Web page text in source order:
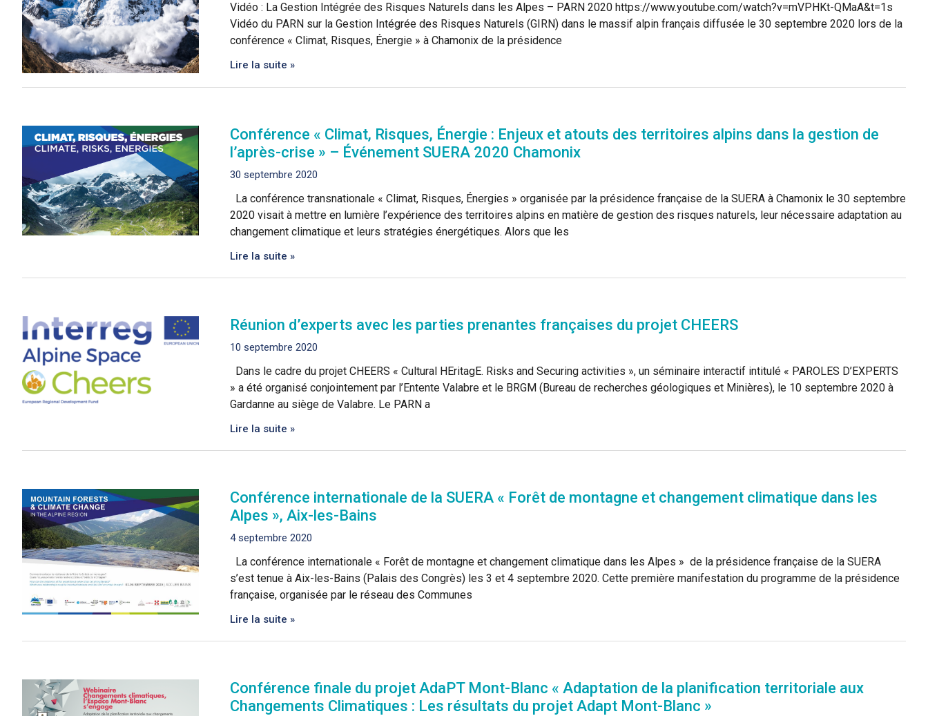
Vidéo : La Gestion Intégrée des Risques Naturels dans les Alpes – PARN 2020 https://www.youtube.com/watch?v=mVPHKt-QMaA&t=1s
Vidéo du PARN sur la Gestion Intégrée des Risques Naturels (GIRN) dans le massif alpin français diffusée le 30 septembre 2020 lors de la
conférence « Climat, Risques, Énergie » à Chamonix de la présidence
Lire la suite »
Conférence « Climat, Risques, Énergie : Enjeux et atouts des territoires alpins dans la gestion de
l’après-crise » – Événement SUERA 2020 Chamonix
30 septembre 2020
La conférence transnationale « Climat, Risques, Énergies » organisée par la présidence française de la SUERA à Chamonix le 30 septembre
2020 visait à mettre en lumière l’expérience des territoires alpins en matière de gestion des risques naturels, leur nécessaire adaptation au
changement climatique et leurs stratégies énergétiques. Alors que les
Lire la suite »
Réunion d’experts avec les parties prenantes françaises du projet CHEERS
10 septembre 2020
Dans le cadre du projet CHEERS « Cultural HEritagE. Risks and Securing activities », un séminaire interactif intitulé « PAROLES D’EXPERTS
» a été organisé conjointement par l’Entente Valabre et le BRGM (Bureau de recherches géologiques et Minières), le 10 septembre 2020 à
Gardanne au siège de Valabre. Le PARN a
Lire la suite »
Conférence internationale de la SUERA « Forêt de montagne et changement climatique dans les
Alpes », Aix-les-Bains
4 septembre 2020
La conférence internationale « Forêt de montagne et changement climatique dans les Alpes » de la présidence française de la SUERA
s’est tenue à Aix-les-Bains (Palais des Congrès) les 3 et 4 septembre 2020. Cette première manifestation du programme de la présidence
française, organisée par le réseau des Communes
Lire la suite »
Conférence finale du projet AdaPT Mont-Blanc « Adaptation de la planification territoriale aux
Changements Climatiques : Les résultats du projet Adapt Mont-Blanc »